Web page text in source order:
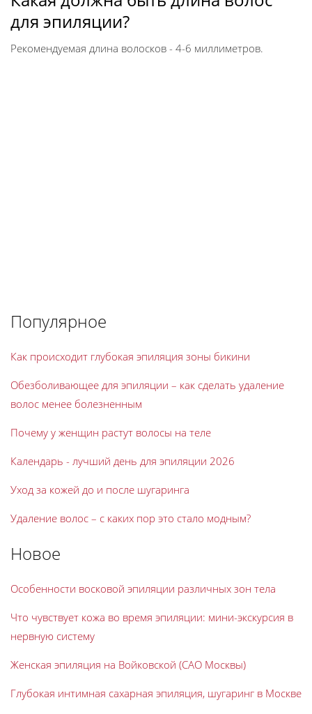
для эпиляции?
Рекомендуемая длина волосков - 4-6 миллиметров.
Популярное
Как происходит глубокая эпиляция зоны бикини
Обезболивающее для эпиляции – как сделать удаление
волос менее болезненным
Почему у женщин растут волосы на теле
Календарь - лучший день для эпиляции 2026
Уход за кожей до и после шугаринга
Удаление волос – с каких пор это стало модным?
Новое
Особенности восковой эпиляции различных зон тела
Что чувствует кожа во время эпиляции: мини-экскурсия в
нервную систему
Женская эпиляция на Войковской (САО Москвы)
Глубокая интимная сахарная эпиляция, шугаринг в Москве